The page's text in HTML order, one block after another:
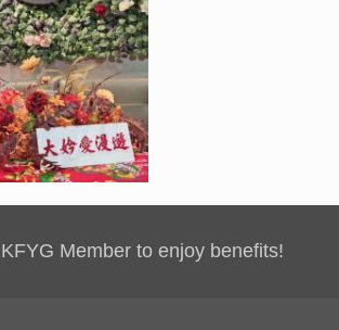
Member to enjoy benefits!